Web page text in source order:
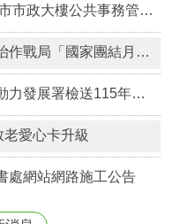
共事務管理中心受理拾得遺失物彙整表
國家團結月」形象海報宣傳。
2026城鎮韌性（防空）演習」多國語宣導素材。
愛心卡升級
處網站網路施工公告